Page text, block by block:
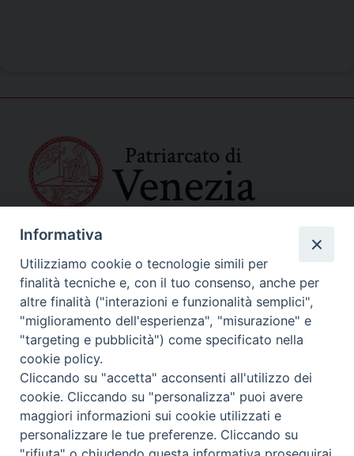
SEDE PRINCIPALE
Palazzo Patriarcale
San Marco, 320/A – 30124 Venezia
Tel. 041-2702411
e-mail curia@patriarcatovenezia.it
Indirizzo PEC: patriarcatovenezia@pec.chiesacattolica.it
Policy Privacy
Copyright©2024 Patriarcato di Venezia
Informativa
Utilizziamo cookie o tecnologie simili per
finalità tecniche e, con il tuo consenso, anche per
altre finalità ("interazioni e funzionalità semplici",
"miglioramento dell'esperienza", "misurazione" e
"targeting e pubblicità") come specificato nella
cookie policy.
Cliccando su "accetta" acconsenti all'utilizzo dei
cookie. Cliccando su "personalizza" puoi avere
maggiori informazioni sui cookie utilizzati e
personalizzare le tue preferenze. Cliccando su